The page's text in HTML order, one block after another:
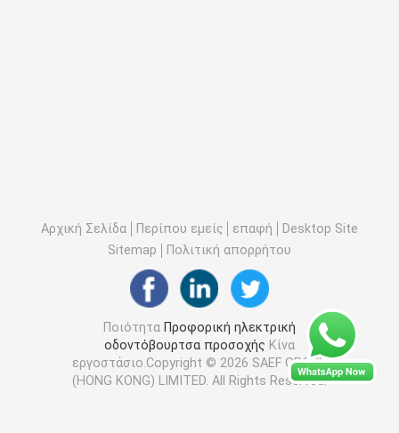
Αρχική Σελίδα Περίπου εμείς επαφή
Desktop Site
Sitemap
Πολιτική απορρήτου
Ποιότητα Προφορική ηλεκτρική
οδοντόβουρτσα προσοχής Κίνα
εργοστάσιο.Copyright © 2026 SAEF GROUP
(HONG KONG) LIMITED. All Rights Reserved.